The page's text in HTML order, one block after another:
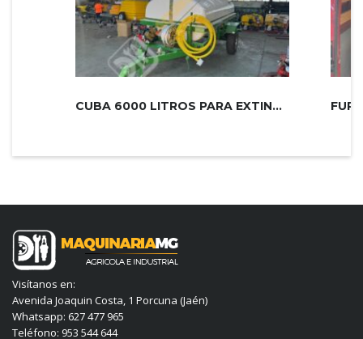
CUBA 6000 LITROS PARA EXTINCIÓN DE...
Visítanos en:
Avenida Joaquin Costa, 1 Porcuna (Jaén)
Whatsapp: 627 477 965
Teléfono: 953 544 644